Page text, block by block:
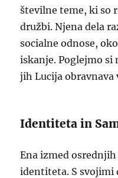
številne teme, ki so
družbi. Njena dela
socialne odnose,
iskanje. Poglejmo
jih Lucija
Identiteta in
Ena izmed
identiteta. S svojimi